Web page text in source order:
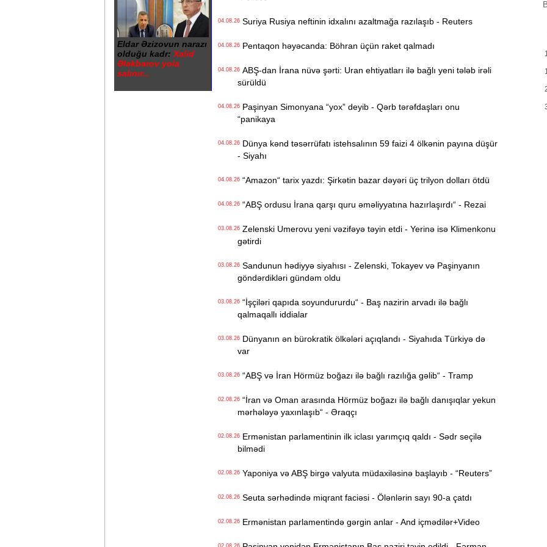
Eldar Əzizovun narazı
olduğu kadr: Xalid
Ələkbərov yola
salınır...
04.08.26Suriya Rusiya neftinin idxalını azaltmağa razılaşıb - Reuters
04.08.26Pentaqon həyəcanda: Böhran üçün raket qalmadı
04.08.26ABŞ-dan İrana nüvə şərti: Uran ehtiyatları ilə bağlı yeni tələb irəli
sürüldü
04.08.26Paşinyan Simonyana “yox” deyib - Qərb tərəfdaşları onu
“panikaya
04.08.26Dünya kənd təsərrüfatı istehsalının 59 faizi 4 ölkənin payına düşür
- Siyahı
04.08.26“Amazon“ tarix yazdı: Şirkətin bazar dəyəri üç trilyon dolları ötdü
04.08.26“ABŞ ordusu İrana qarşı quru əməliyyatına hazırlaşırdı“ - Rezai
03.08.26Zelenski Umerovu yeni vəzifəyə təyin etdi - Yerinə isə Klimenkonu
gətirdi
03.08.26Sandunun hədiyyə siyahısı - Zelenski, Tokayev və Paşinyanın
göndərdikləri gündəm oldu
03.08.26“İşçiləri qapıda soyundururdu“ - Baş nazirin arvadı ilə bağlı
qalmaqallı iddialar
03.08.26Dünyanın ən bürokratik ölkələri açıqlandı - Siyahıda Türkiyə də
var
03.08.26“ABŞ və İran Hörmüz boğazı ilə bağlı razılığa gəlib“ - Tramp
02.08.26“İran və Oman arasında Hörmüz boğazı ilə bağlı danışıqlar yekun
mərhələyə yaxınlaşıb“ - Əraqçı
02.08.26Ermənistan parlamentinin ilk iclası yarımçıq qaldı - Sədr seçilə
bilmədi
02.08.26Yaponiya və ABŞ birgə valyuta müdaxiləsinə başlayıb - “Reuters”
02.08.26Seuta sərhədində miqrant faciəsi - Ölənlərin sayı 90-a çatdı
02.08.26Ermənistan parlamentində gərgin anlar - And içmədilər+Video
02.08.26